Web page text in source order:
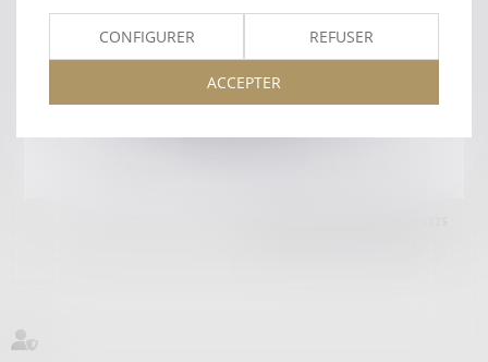
HonorairesMentions légalesPlan du site
11 Place des Cinq Martyrs du Lycée Buffon, 75014 PARIS
CONFIGURER REFUSER
ACCEPTER